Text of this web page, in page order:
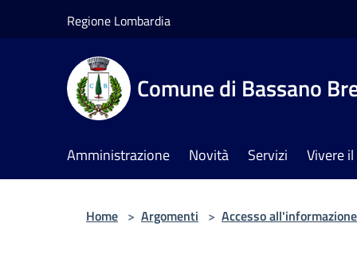
Regione Lombardia
Comune di Bassano
Amministrazione Novità Servizi Vivere
Home > Argomenti > Accesso all'informazione